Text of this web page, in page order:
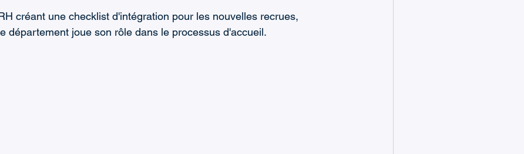
créant une checklist d'intégration pour les nouvelles recrues,
département joue son rôle dans le processus d'accueil.